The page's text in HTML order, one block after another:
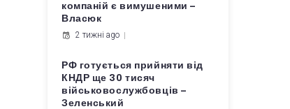
компаній є вимушеними –
Власюк
2 тижні ago
РФ готується прийняти від
КНДР ще 30 тисяч
військовослужбовців –
Зеленський